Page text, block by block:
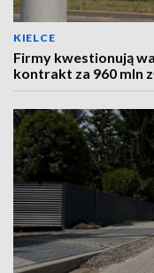
KIELCE
Firmy kwestionują
kontrakt za 960 mln